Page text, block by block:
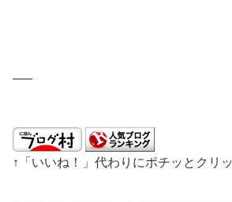
—–
↑「いいね！」代わりにポチッとクリ